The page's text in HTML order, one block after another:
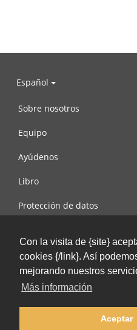
Con la visita de {site}
cookies {/link}. Así
mejorando nuestros
Más información
Aceptar
Español
Sobre nosotros
Equipo
Ayúdenos
Libro
Protección de datos
Contáctenos